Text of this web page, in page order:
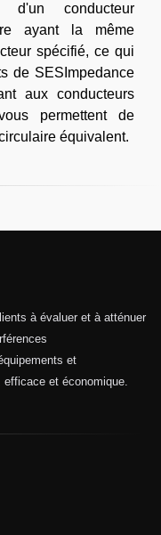
d'un conducteur
ayant la même
spécifié, ce qui
de SESImpedance
aux conducteurs
permettent de
équivalent.
à évaluer et à atténuer
et
efficace et économique.